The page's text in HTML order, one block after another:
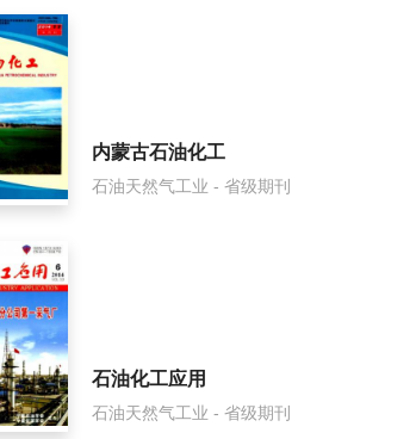
内蒙古石油化工
石油天然气工业 - 省级期刊
石油化工应用
石油天然气工业 - 省级期刊